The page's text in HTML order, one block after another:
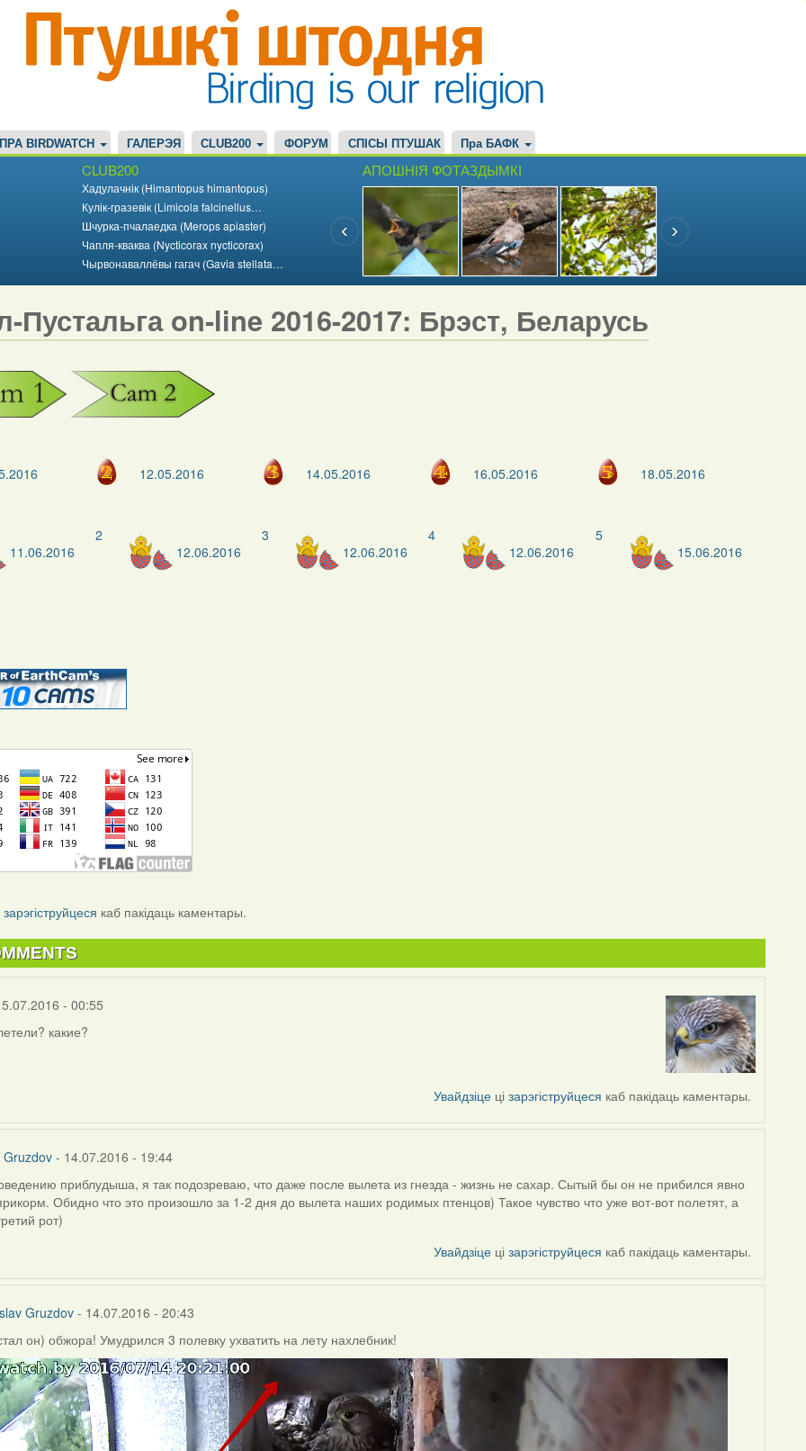
ПРА BIRDWATCH ГАЛЕРЭЯ CLUB200 ФОРУМ СПІСЫ ПТУШАК Пра БАФК
CLUB200
Хадулачнік (Himantopus himantopus)
Кулік-гразевік (Limicola falcinellus…
Шчурка-пчалаедка (Merops apiaster)
Чапля-кваква (Nycticorax nycticorax)
Чырвонаваллёвы гагач (Gavia stellata…
АПОШНІЯ ФОТАЗДЫМКІ
Пустальга on-line 2016-2017: Брэст, Беларусь
12.05.2016 14.05.2016 16.05.2016 18.05.2016
11.06.2016
2
12.06.2016
3
12.06.2016
4
12.06.2016
5
15.06.2016
зарэгіструйцеся каб пакідаць каментары.
- 00:55
какие?
Увайдзіце цізарэгіструйцеся каб пакідаць каментары.
Gruzdov - 14.07.2016 - 19:44
приблудыша, я так подозреваю, что даже после вылета из гнезда - жизнь не сахар. Сытый бы он не прибился явно
Обидно что это произошло за 1-2 дня до вылета наших родимых птенцов) Такое чувство что уже вот-вот полетят, а
рот)
Увайдзіце цізарэгіструйцеся каб пакідаць каментары.
Gruzdov- 14.07.2016 - 20:43
он) обжора! Умудрился 3 полевку ухватить на лету нахлебник!